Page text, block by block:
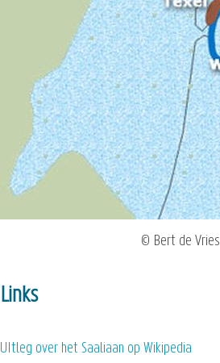
© Bert de Vries
Links
UItleg over het Saaliaan op Wikipedia